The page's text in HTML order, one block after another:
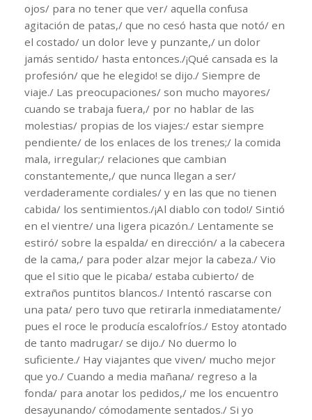
ojos/ para no tener que ver/ aquella confusa
agitación de patas,/ que no cesó hasta que notó/ en
el costado/ un dolor leve y punzante,/ un dolor
jamás sentido/ hasta entonces./¡Qué cansada es la
profesión/ que he elegido! se dijo./ Siempre de
viaje./ Las preocupaciones/ son mucho mayores/
cuando se trabaja fuera,/ por no hablar de las
molestias/ propias de los viajes:/ estar siempre
pendiente/ de los enlaces de los trenes;/ la comida
mala, irregular;/ relaciones que cambian
constantemente,/ que nunca llegan a ser/
verdaderamente cordiales/ y en las que no tienen
cabida/ los sentimientos./¡Al diablo con todo!/ Sintió
en el vientre/ una ligera picazón./ Lentamente se
estiró/ sobre la espalda/ en dirección/ a la cabecera
de la cama,/ para poder alzar mejor la cabeza./ Vio
que el sitio que le picaba/ estaba cubierto/ de
extraños puntitos blancos./ Intentó rascarse con
una pata/ pero tuvo que retirarla inmediatamente/
pues el roce le producía escalofríos./ Estoy atontado
de tanto madrugar/ se dijo./ No duermo lo
suficiente./ Hay viajantes que viven/ mucho mejor
que yo./ Cuando a media mañana/ regreso a la
fonda/ para anotar los pedidos,/ me los encuentro
desayunando/ cómodamente sentados./ Si yo